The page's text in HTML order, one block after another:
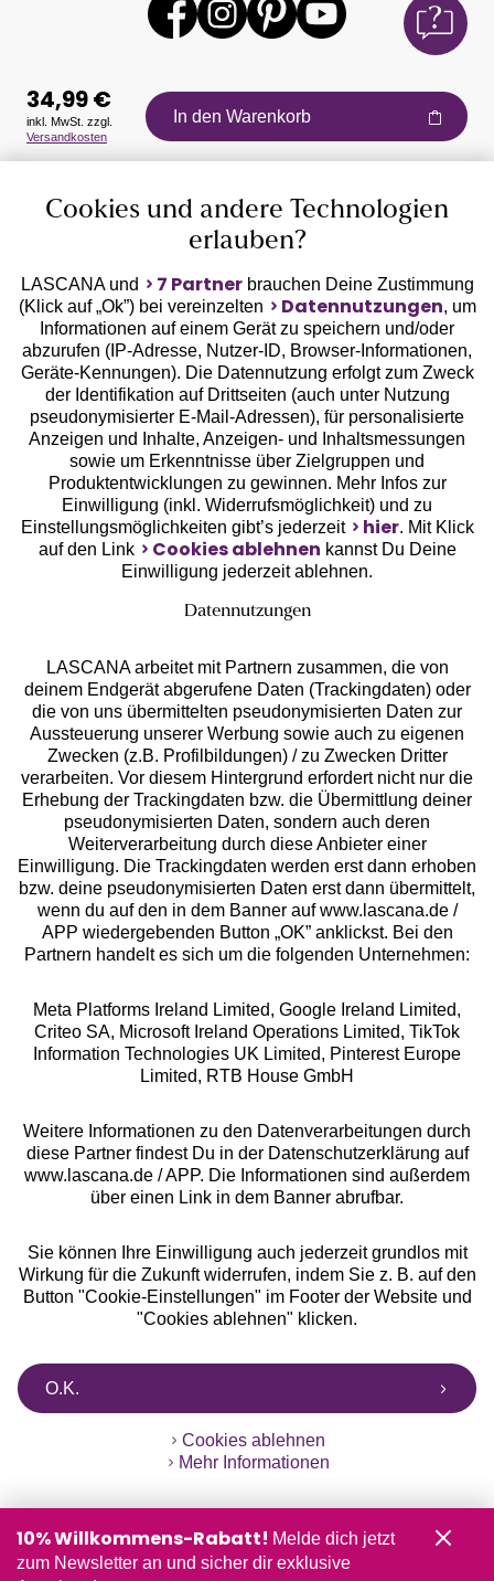
Auszeichnungen
Geprüfte Sicherheit
Unsere Apps
Services
Beratung
Über uns
Rechtliches
Alle Preise inkl. MwSt., zzgl.
Versandkosten
** Bonität vorausgesetzt, berechtigt zur Bonitätsprüfung
34,99 €
inkl. MwSt. zzgl.
Versandkosten
In den Warenkorb
Cookies und andere Technologien
erlauben?
LASCANA und 7 Partnerbrauchen Deine Zustimmung
(Klick auf „Ok”) bei vereinzelten
Datennutzungen, um
Informationen auf einem Gerät zu speichern und/oder
abzurufen (IP-Adresse, Nutzer-ID, Browser-Informationen,
Geräte-Kennungen). Die Datennutzung erfolgt zum Zweck
der Identifikation auf Drittseiten (auch unter Nutzung
pseudonymisierter E-Mail-Adressen), für personalisierte
Anzeigen und Inhalte, Anzeigen- und Inhaltsmessungen
sowie um Erkenntnisse über Zielgruppen und
Produktentwicklungen zu gewinnen. Mehr Infos zur
Einwilligung (inkl. Widerrufsmöglichkeit) und zu
Einstellungsmöglichkeiten gibt’s jederzeit
hier. Mit Klick
auf den Link
Cookies ablehnen kannst Du Deine
Einwilligung jederzeit ablehnen.
Datennutzungen
LASCANA arbeitet mit Partnern zusammen, die von
deinem Endgerät abgerufene Daten (Trackingdaten) oder
die von uns übermittelten pseudonymisierten Daten zur
Aussteuerung unserer Werbung sowie auch zu eigenen
Zwecken (z.B. Profilbildungen) / zu Zwecken Dritter
verarbeiten. Vor diesem Hintergrund erfordert nicht nur die
Erhebung der Trackingdaten bzw. die Übermittlung deiner
pseudonymisierten Daten, sondern auch deren
Weiterverarbeitung durch diese Anbieter einer
Einwilligung. Die Trackingdaten werden erst dann erhoben
bzw. deine pseudonymisierten Daten erst dann übermittelt,
wenn du auf den in dem Banner auf www.lascana.de /
APP wiedergebenden Button „OK” anklickst. Bei den
Partnern handelt es sich um die folgenden Unternehmen:
Meta Platforms Ireland Limited, Google Ireland Limited,
Criteo SA, Microsoft Ireland Operations Limited, TikTok
Information Technologies UK Limited, Pinterest Europe
Limited, RTB House GmbH
Weitere Informationen zu den Datenverarbeitungen durch
diese Partner findest Du in der Datenschutzerklärung auf
www.lascana.de / APP. Die Informationen sind außerdem
über einen Link in dem Banner abrufbar.
Sie können Ihre Einwilligung auch jederzeit grundlos mit
Wirkung für die Zukunft widerrufen, indem Sie z. B. auf den
Button "Cookie-Einstellungen" im Footer der Website und
"Cookies ablehnen" klicken.
O.K.
Cookies ablehnen
Mehr Informationen
10% Willkommens-Rabatt! Melde dich jetzt
zum Newsletter an und sicher dir exklusive